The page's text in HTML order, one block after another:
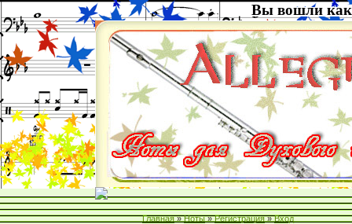
Вы вошли как
Главная » Ноты » Регистрация » Вход